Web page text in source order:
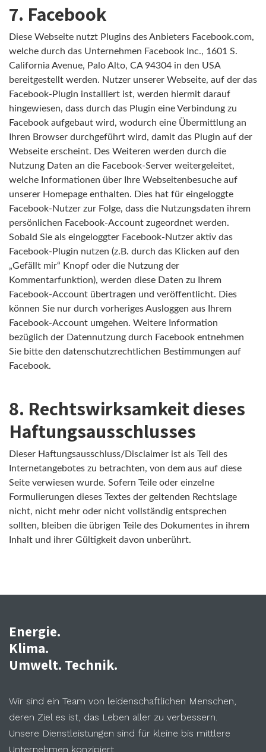
7. Facebook
Diese Webseite nutzt Plugins des Anbieters Facebook.com,
welche durch das Unternehmen Facebook Inc., 1601 S.
California Avenue, Palo Alto, CA 94304 in den USA
bereitgestellt werden. Nutzer unserer Webseite, auf der das
Facebook-Plugin installiert ist, werden hiermit darauf
hingewiesen, dass durch das Plugin eine Verbindung zu
Facebook aufgebaut wird, wodurch eine Übermittlung an
Ihren Browser durchgeführt wird, damit das Plugin auf der
Webseite erscheint. Des Weiteren werden durch die
Nutzung Daten an die Facebook-Server weitergeleitet,
welche Informationen über Ihre Webseitenbesuche auf
unserer Homepage enthalten. Dies hat für eingeloggte
Facebook-Nutzer zur Folge, dass die Nutzungsdaten ihrem
persönlichen Facebook-Account zugeordnet werden.
Sobald Sie als eingeloggter Facebook-Nutzer aktiv das
Facebook-Plugin nutzen (z.B. durch das Klicken auf den
„Gefällt mir“ Knopf oder die Nutzung der
Kommentarfunktion), werden diese Daten zu Ihrem
Facebook-Account übertragen und veröffentlicht. Dies
können Sie nur durch vorheriges Ausloggen aus Ihrem
Facebook-Account umgehen. Weitere Information
bezüglich der Datennutzung durch Facebook entnehmen
Sie bitte den datenschutzrechtlichen Bestimmungen auf
Facebook.
8. Rechtswirksamkeit dieses
Haftungsausschlusses
Dieser Haftungsausschluss/Disclaimer ist als Teil des
Internetangebotes zu betrachten, von dem aus auf diese
Seite verwiesen wurde. Sofern Teile oder einzelne
Formulierungen dieses Textes der geltenden Rechtslage
nicht, nicht mehr oder nicht vollständig entsprechen
sollten, bleiben die übrigen Teile des Dokumentes in ihrem
Inhalt und ihrer Gültigkeit davon unberührt.
Energie.
Klima.
Umwelt. Technik.
Wir sind ein Team von leidenschaftlichen Menschen,
deren Ziel es ist, das Leben aller zu verbessern.
Unsere Dienstleistungen sind für kleine bis mittlere
Unternehmen konzipiert.